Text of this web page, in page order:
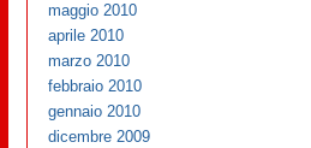
maggio 2010
aprile 2010
marzo 2010
febbraio 2010
gennaio 2010
dicembre 2009